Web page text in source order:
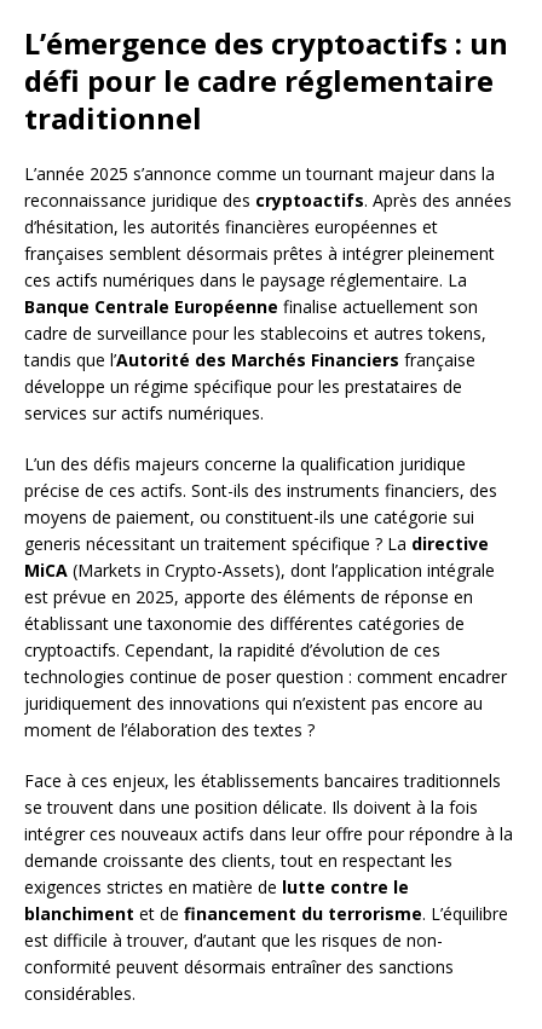
L’émergence des cryptoactifs : un
défi pour le cadre réglementaire
traditionnel
L’année 2025 s’annonce comme un tournant majeur dans la
reconnaissance juridique des cryptoactifs. Après des années
d’hésitation, les autorités financières européennes et
françaises semblent désormais prêtes à intégrer pleinement
ces actifs numériques dans le paysage réglementaire. La
Banque Centrale Européenne finalise actuellement son
cadre de surveillance pour les stablecoins et autres tokens,
tandis que l’Autorité des Marchés Financiers française
développe un régime spécifique pour les prestataires de
services sur actifs numériques.
L’un des défis majeurs concerne la qualification juridique
précise de ces actifs. Sont-ils des instruments financiers, des
moyens de paiement, ou constituent-ils une catégorie sui
generis nécessitant un traitement spécifique ? La directive
MiCA (Markets in Crypto-Assets), dont l’application intégrale
est prévue en 2025, apporte des éléments de réponse en
établissant une taxonomie des différentes catégories de
cryptoactifs. Cependant, la rapidité d’évolution de ces
technologies continue de poser question : comment encadrer
juridiquement des innovations qui n’existent pas encore au
moment de l’élaboration des textes ?
Face à ces enjeux, les établissements bancaires traditionnels
se trouvent dans une position délicate. Ils doivent à la fois
intégrer ces nouveaux actifs dans leur offre pour répondre à la
demande croissante des clients, tout en respectant les
exigences strictes en matière de lutte contre le
blanchiment et de financement du terrorisme. L’équilibre
est difficile à trouver, d’autant que les risques de non-
conformité peuvent désormais entraîner des sanctions
considérables.